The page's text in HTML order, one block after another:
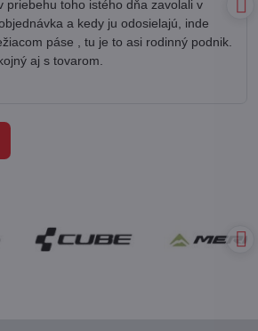
priebehu toho istého dňa zavolali v
a kedy ju odosielajú, inde
páse , tu je to asi rodinný podnik.
aj s tovarom.